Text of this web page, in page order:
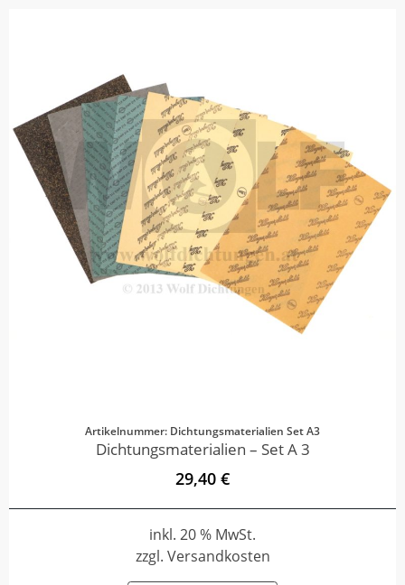
Artikelnummer: Dichtungsmaterialien Set A3
Dichtungsmaterialien – Set A 3
29,40 €
inkl. 20 % MwSt.
zzgl. Versandkosten